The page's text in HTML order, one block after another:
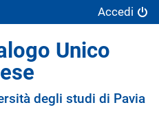
Accedi
Unico
degli studi di Pavia